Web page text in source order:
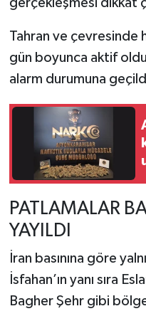
Tahran ve çevresinde
gün boyunca aktif
alarm durumuna
PATLAMALAR
YAYILDI
İran basınına göre
İsfahan’ın yanı sıra
Bagher Şehr gibi